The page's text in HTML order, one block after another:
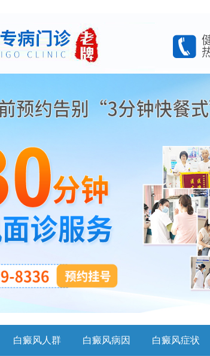
白癜风人群 白癜风病因 白癜风症状